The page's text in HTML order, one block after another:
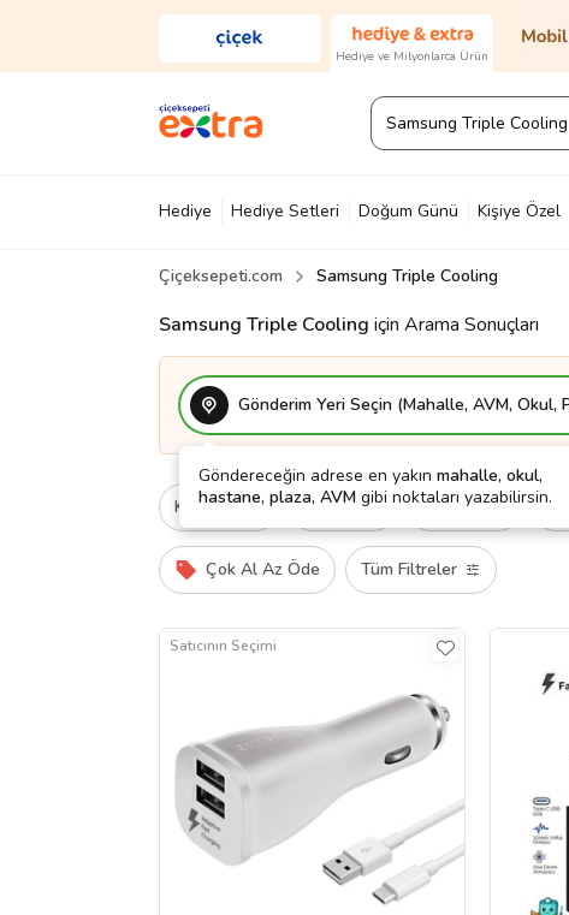
Hediye ve Milyonlarca Ürün
Hediye Hediye Setleri Doğum Günü Kişiye Özel
Diğer Ayakkabı & Çanta Parfüm Yapı Market &
Çiçeksepeti.com Samsung Triple Cooling
Samsung Triple Cooling için Arama Sonuçları
Gönderim Yeri Seçin (Mahalle, AVM, Okul,
Göndereceğin adrese en yakın mahalle, okul,
hastane, plaza, AVM gibi noktaları yazabilirsin.
Kategori Ne İçin Cinsiyet
Çok Al Az Öde Tüm Filtreler
Satıcının Seçimi